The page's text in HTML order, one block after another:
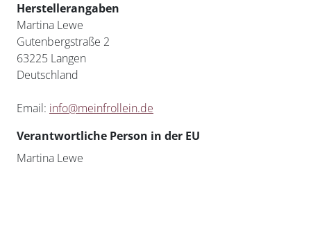
Herstellerangaben
Martina Lewe
Gutenbergstraße 2
63225 Langen
Deutschland
Email: info@meinfrollein.de
Verantwortliche Person in der EU
Martina Lewe